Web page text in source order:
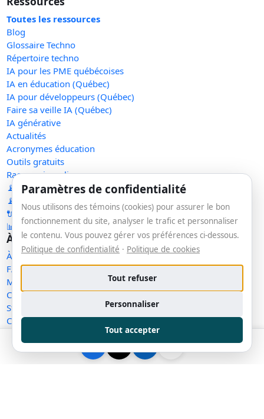
Toutes les ressources
Blog
Glossaire Techno
Répertoire techno
IA pour les PME québécoises
IA en éducation (Québec)
IA pour développeurs (Québec)
Faire sa veille IA (Québec)
IA générative
Actualités
Acronymes éducation
Outils gratuits
Raccourcir un lien
📡 RSS — Concentré IA
📡 RSS — Nouveaux outils
🔌 API publique
📊 Statistiques
À propos
À propos
FAQ
Méthodologie
Contact
Statut des services
Confidentialité
Conditions de vente
Paramètres de confidentialité
Nous utilisons des témoins (cookies) pour assurer le bon
fonctionnement du site, analyser le trafic et personnaliser
le contenu. Vous pouvez gérer vos préférences ci-dessous.
Politique de confidentialité · Politique de cookies
Tout refuser
Personnaliser
Tout accepter